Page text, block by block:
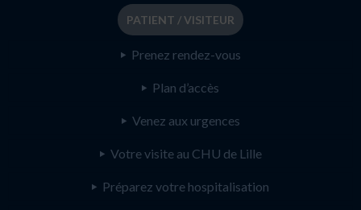
PATIENT / VISITEUR
Prenez rendez-vous
Plan d’accès
Venez aux urgences
Votre visite au CHU de Lille
Préparez votre hospitalisation